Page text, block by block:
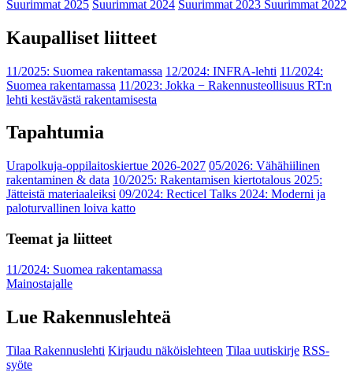
Suurimmat 2025 Suurimmat 2024 Suurimmat 2023 Suurimmat 2022
Kaupalliset liitteet
11/2025: Suomea rakentamassa 12/2024: INFRA-lehti 11/2024:
Suomea rakentamassa 11/2023: Jokka − Rakennusteollisuus RT:n
lehti kestävästä rakentamisesta
Tapahtumia
Urapolkuja-oppilaitoskiertue 2026-2027 05/2026: Vähähiilinen
rakentaminen & data 10/2025: Rakentamisen kiertotalous 2025:
Jätteistä materiaaleiksi 09/2024: Recticel Talks 2024: Moderni ja
paloturvallinen loiva katto
Teemat ja liitteet
11/2024: Suomea rakentamassa
Mainostajalle
Lue Rakennuslehteä
Tilaa Rakennuslehti Kirjaudu näköislehteen Tilaa uutiskirje RSS-
syöte